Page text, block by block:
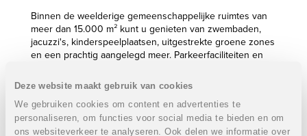
Deze website maakt gebruik van cookies
We gebruiken cookies om content en advertenties te
personaliseren, om functies voor social media te bieden en om
ons websiteverkeer te analyseren. Ook delen we informatie over
Binnen de weelderige gemeenschappelijke ruimtes van
meer dan 15.000 m² kunt u genieten van zwembaden,
jacuzzi's, kinderspeelplaatsen, uitgestrekte groene zones
en een prachtig aangelegd meer. Parkeerfaciliteiten en
voorzien. Daarnaast omvat het wooncomplex een modern
sportcentrum met fitnessruimte, behandelkamers,
sportvelden, verwarmde zwembaden, een spa, co-
workingruimtes en een ontspanningszone.